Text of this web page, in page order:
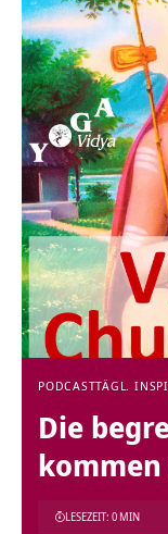
PODCASTTÄGL.
Die
kommen
LESEZEIT: 0 MIN